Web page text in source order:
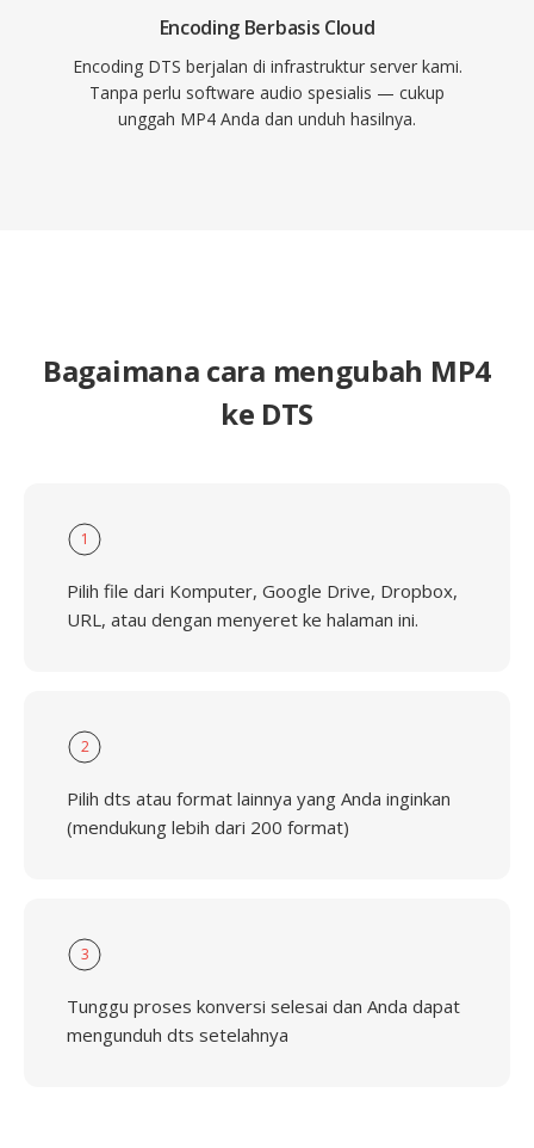
Encoding Berbasis Cloud
Encoding DTS berjalan di infrastruktur server kami.
Tanpa perlu software audio spesialis — cukup
unggah MP4 Anda dan unduh hasilnya.
Bagaimana cara mengubah MP4
ke DTS
1
Pilih file dari Komputer, Google Drive, Dropbox,
URL, atau dengan menyeret ke halaman ini.
2
Pilih dts atau format lainnya yang Anda inginkan
(mendukung lebih dari 200 format)
3
Tunggu proses konversi selesai dan Anda dapat
mengunduh dts setelahnya